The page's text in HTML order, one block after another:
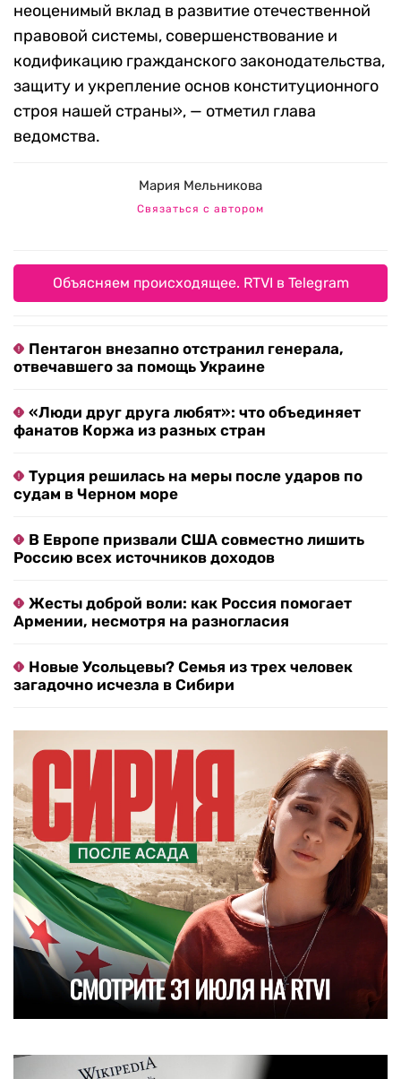
неоценимый вклад в развитие отечественной
правовой системы, совершенствование и
кодификацию гражданского законодательства,
защиту и укрепление основ конституционного
строя нашей страны», — отметил глава
ведомства.
Мария Мельникова
Связаться с автором
Объясняем происходящее. RTVI в Telegram
Пентагон внезапно отстранил генерала,
отвечавшего за помощь Украине
«Люди друг друга любят»: что объединяет
фанатов Коржа из разных стран
Турция решилась на меры после ударов по
судам в Черном море
В Европе призвали США совместно лишить
Россию всех источников доходов
Жесты доброй воли: как Россия помогает
Армении, несмотря на разногласия
Новые Усольцевы? Семья из трех человек
загадочно исчезла в Сибири